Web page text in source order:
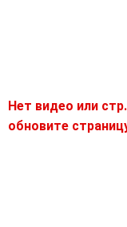
Нет видео или
обновите